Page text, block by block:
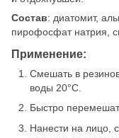
Состав: диатомит,
пирофосфат натрия,
Применение:
Смешать в
воды 20°C.
Быстро
Нанести на лицо,